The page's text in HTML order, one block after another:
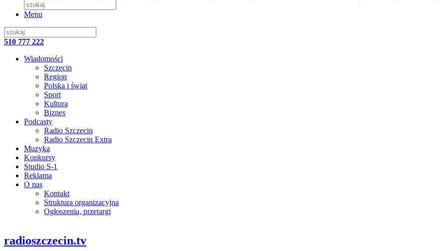
Menu
510 777 222
Wiadomości
Szczecin
Region
Polska i świat
Sport
Kultura
Biznes
Podcasty
Radio Szczecin
Radio Szczecin Extra
Muzyka
Konkursy
Studio S-1
Reklama
O nas
Kontakt
Struktura organizacyjna
Ogłoszenia, przetargi
radioszczecin.tv